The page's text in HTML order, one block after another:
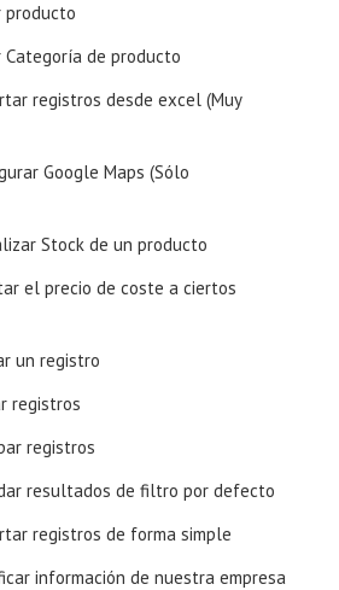
producto
Categoría de producto
registros desde excel (Muy
Google Maps (Sólo
Stock de un producto
el precio de coste a ciertos
un registro
registros
registros
resultados de filtro por defecto
registros de forma simple
información de nuestra empresa